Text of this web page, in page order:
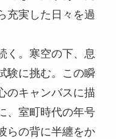
充実した日々を過
く。寒空の下、息
験に挑む。この瞬
のキャンバスに描
、室町時代の年号
らの背に半纏をか